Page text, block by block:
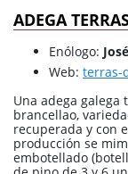
ADEGA
Enólogo:
Web: terras-
Una adega
brancellao,
recuperada y con
producción se
embotellado